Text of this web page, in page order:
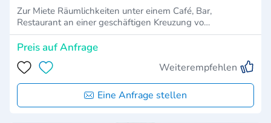
Zur Miete Räumlichkeiten unter einem Café, Bar,
Restaurant an einer geschäftigen Kreuzung vo…
Preis auf Anfrage
Weiterempfehlen
Eine Anfrage stellen